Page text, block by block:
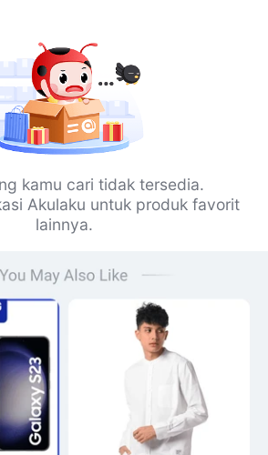
kamu cari tidak tersedia.
Akulaku untuk produk favorit
lainnya.